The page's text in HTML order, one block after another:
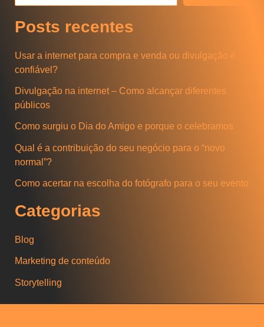
e
s
u
i
s
a
Posts recentes
Usar a internet para compra e venda ou divulgação é
confiável?
Divulgação na internet – Como alcançar diferentes
públicos
Como surgiu o Dia do Amigo e porque o celebramos
Qual é a contribuição do seu negócio para o “novo
normal”?
Como acertar na escolha do fotógrafo para o seu evento
Categorias
Blog
Marketing de conteúdo
Storytelling